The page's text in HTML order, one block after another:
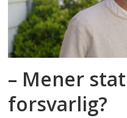
– Mener
forsvarlig?